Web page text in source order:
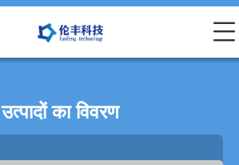
उत्पादों का विवरण